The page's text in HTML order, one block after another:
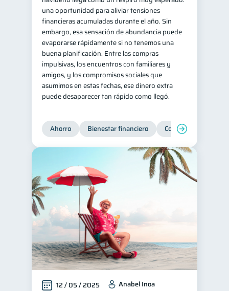
una oportunidad para aliviar tensiones
financieras acumuladas durante el año. Sin
embargo, esa sensación de abundancia puede
evaporarse rápidamente si no tenemos una
buena planificación. Entre las compras
impulsivas, los encuentros con familiares y
amigos, y los compromisos sociales que
asumimos en estas fechas, ese dinero extra
puede desaparecer tan rápido como llegó.
Ahorro Bienestar financiero Consejos
12 / 05 / 2025 Anabel Inoa